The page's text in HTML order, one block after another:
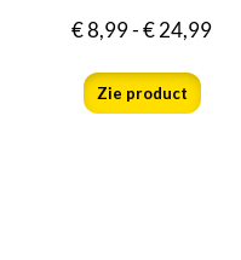
€8,99-€24,99
Zie product